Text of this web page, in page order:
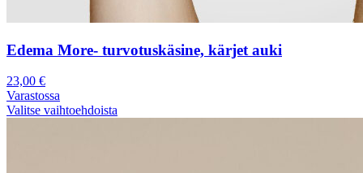
Edema More- turvotuskäsine, kärjet auki
23,00 €
Varastossa
Valitse vaihtoehdoista